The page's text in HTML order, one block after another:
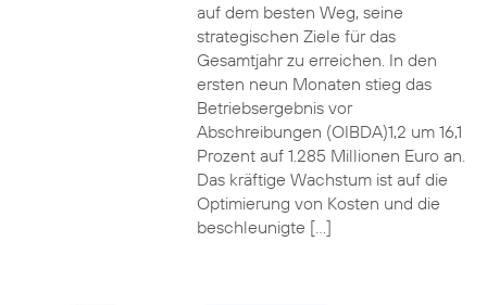
auf dem besten Weg, seine
strategischen Ziele für das
Gesamtjahr zu erreichen. In den
ersten neun Monaten stieg das
Betriebsergebnis vor
Abschreibungen (OIBDA)1,2 um 16,1
Prozent auf 1.285 Millionen Euro an.
Das kräftige Wachstum ist auf die
Optimierung von Kosten und die
beschleunigte […]